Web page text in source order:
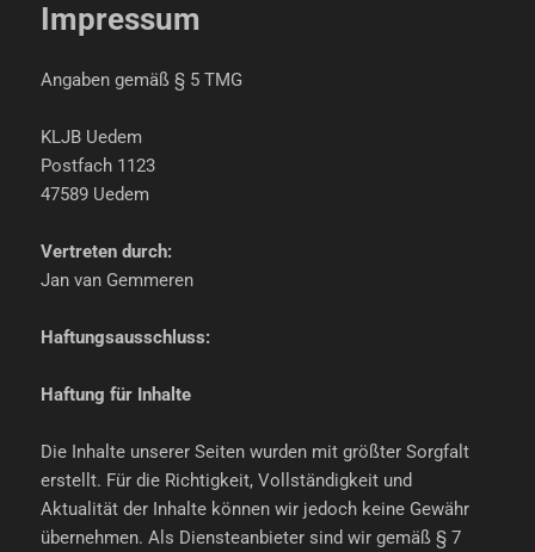
Impressum
Angaben gemäß § 5 TMG
KLJB Uedem
Postfach 1123
47589 Uedem
Vertreten durch:
Jan van Gemmeren
Haftungsausschluss:
Haftung für Inhalte
Die Inhalte unserer Seiten wurden mit größter Sorgfalt
erstellt. Für die Richtigkeit, Vollständigkeit und
Aktualität der Inhalte können wir jedoch keine Gewähr
übernehmen. Als Diensteanbieter sind wir gemäß § 7